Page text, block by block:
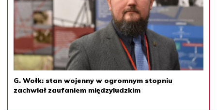
G. Wołk: stan wojenny w ogromnym stopniu
zachwiał zaufaniem międzyludzkim